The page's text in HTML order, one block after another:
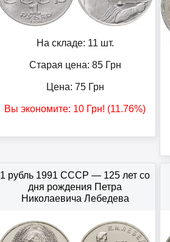
На складе: 11 шт.
Старая цена: 85Грн
Цена: 75Грн
Вы экономите: 10 Грн! (11.76%)
1 рубль 1991 СССР — 125 лет со
дня рождения Петра
Николаевича Лебедева